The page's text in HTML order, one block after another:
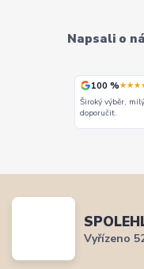
Napsali o
100 %
Široký výběr,
doporučit.
Vyřízeno